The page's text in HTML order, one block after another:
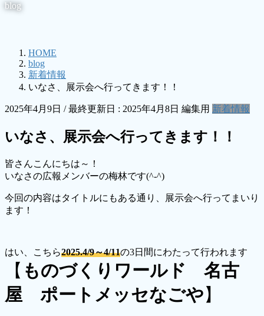
blog
HOME
blog
新着情報
いなさ、展示会へ行ってきます！！
2025年4月9日 / 最終更新日 : 2025年4月8日 編集用 新着情報
いなさ、展示会へ行ってきます！！
皆さんこんにちは～！
いなさの広報メンバーの梅林です(^-^)
今回の内容はタイトルにもある通り、展示会へ行ってまいり
ます！
はい、こちら2025.4/9～4/11の3日間にわたって行われます
【 ものづくりワールド 名古
屋 ポートメッセなごや】